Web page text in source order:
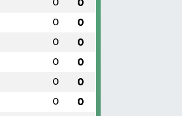
0 0
0 0
0 0
0 0
0 0
0 0